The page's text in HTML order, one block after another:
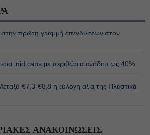
στην πρώτη γραμμή επενδύσεων στον
mid caps με περιθώρια ανόδου ως 40%
€7,3-€8,8 η εύλογη αξία της Πλαστικά
ΑΝΑΚΟΙΝΩΣΕΙΣ